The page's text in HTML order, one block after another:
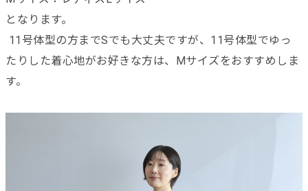
となります。
11号体型の方までSでも大丈夫ですが、11号体型でゆっ
たりした着心地がお好きな方は、Mサイズをおすすめしま
す。